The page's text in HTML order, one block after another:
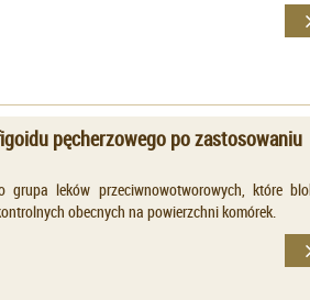
pęcherzowego po zastosowaniu
leków przeciwnowotworowych, które
obecnych na powierzchni komórek.